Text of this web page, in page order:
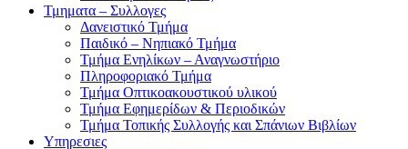
Τμηματα – Συλλογες
Δανειστικό Τμήμα
Παιδικό – Νηπιακό Τμήμα
Τμήμα Ενηλίκων – Αναγνωστήριο
Πληροφοριακό Τμήμα
Τμήμα Οπτικοακουστικού υλικού
Τμήμα Εφημερίδων & Περιοδικών
Τμήμα Τοπικής Συλλογής και Σπάνιων Βιβλίων
Υπηρεσιες